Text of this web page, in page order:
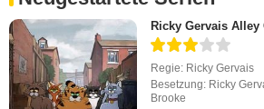
Ricky Gervais Alley
Regie: Ricky Gervais
Besetzung: Ricky
Brooke